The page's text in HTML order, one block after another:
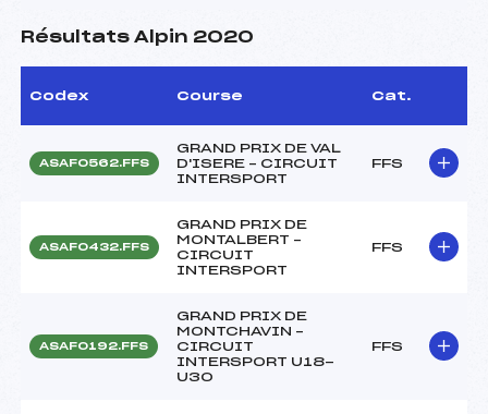
Résultats Alpin 2020
Codex Course Cat.
ASAF0562.FFS
GRAND PRIX DE VAL
D'ISERE – CIRCUIT
INTERSPORT
FFS
ASAF0432.FFS
GRAND PRIX DE
MONTALBERT –
CIRCUIT
INTERSPORT
FFS
ASAF0192.FFS
GRAND PRIX DE
MONTCHAVIN –
CIRCUIT
INTERSPORT U18-
U30
FFS